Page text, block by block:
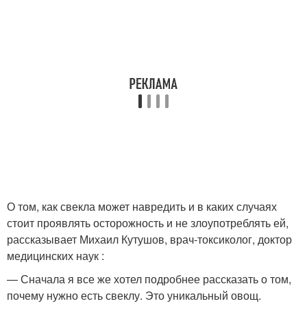
О том, как свекла может навредить и в каких случаях
стоит проявлять осторожность и не злоупотреблять ей,
рассказывает Михаил Кутушов, врач-токсиколог, доктор
медицинских наук :
— Сначала я все же хотел подробнее рассказать о том,
почему нужно есть свеклу. Это уникальный овощ.